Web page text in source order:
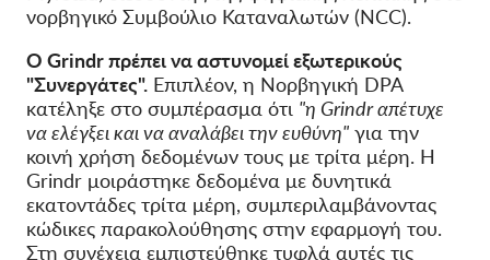
νορβηγικό Συμβούλιο Καταναλωτών (NCC).
Ο Grindr πρέπει να αστυνομεί εξωτερικούς
"Συνεργάτες". Επιπλέον, η Νορβηγική DPA
κατέληξε στο συμπέρασμα ότι "η Grindr απέτυχε
να ελέγξει και να αναλάβει την ευθύνη" για την
κοινή χρήση δεδομένων τους με τρίτα μέρη. Η
Grindr μοιράστηκε δεδομένα με δυνητικά
εκατοντάδες τρίτα μέρη, συμπεριλαμβάνοντας
κώδικες παρακολούθησης στην εφαρμογή του.
Στη συνέχεια εμπιστεύθηκε τυφλά αυτές τις